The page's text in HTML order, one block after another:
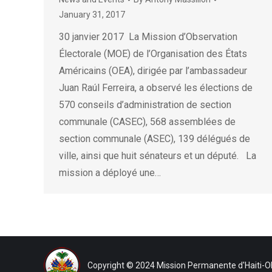
January 31, 2017
30 janvier 2017 La Mission d’Observation
Électorale (MOE) de l’Organisation des États
Américains (OEA), dirigée par l’ambassadeur
Juan Raúl Ferreira, a observé les élections de
570 conseils d’administration de section
communale (CASEC), 568 assemblées de
section communale (ASEC), 139 délégués de
ville, ainsi que huit sénateurs et un député. La
mission a déployé une…
Copyright © 2024 Mission Permanente d'Haiti-